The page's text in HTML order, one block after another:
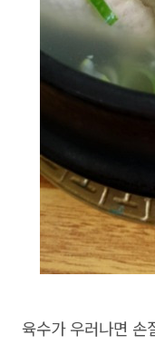
육수가 우러나면 손